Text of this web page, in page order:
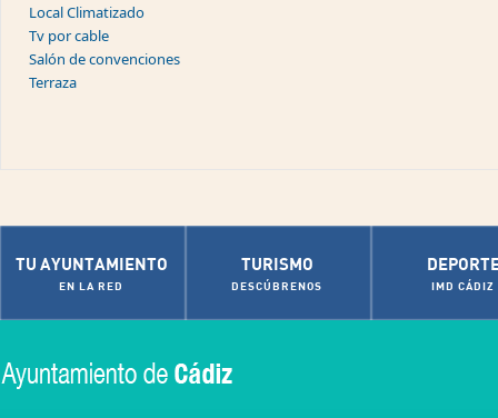
Local Climatizado
Tv por cable
Salón de convenciones
Terraza
TU AYUNTAMIENTO
EN LA RED
TURISMO
DESCÚBRENOS IMD CÁDIZ